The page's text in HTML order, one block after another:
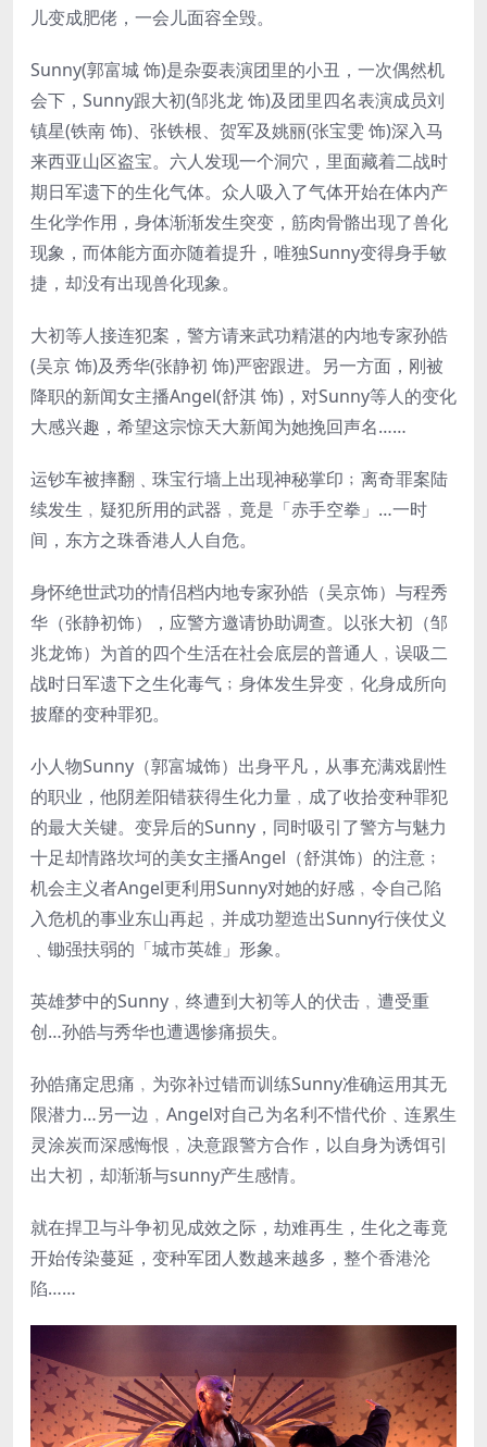
儿变成肥佬，一会儿面容全毁。
Sunny(郭富城 饰)是杂耍表演团里的小丑，一次偶然机
会下，Sunny跟大初(邹兆龙 饰)及团里四名表演成员刘
镇星(铁南 饰)、张铁根、贺军及姚丽(张宝雯 饰)深入马
来西亚山区盗宝。六人发现一个洞穴，里面藏着二战时
期日军遗下的生化气体。众人吸入了气体开始在体内产
生化学作用，身体渐渐发生突变，筋肉骨骼出现了兽化
现象，而体能方面亦随着提升，唯独Sunny变得身手敏
捷，却没有出现兽化现象。
大初等人接连犯案，警方请来武功精湛的内地专家孙皓
(吴京 饰)及秀华(张静初 饰)严密跟进。另一方面，刚被
降职的新闻女主播Angel(舒淇 饰)，对Sunny等人的变化
大感兴趣，希望这宗惊天大新闻为她挽回声名……
运钞车被摔翻﹑珠宝行墙上出现神秘掌印﹔离奇罪案陆
续发生﹐疑犯所用的武器﹐竟是「赤手空拳」…一时
间，东方之珠香港人人自危。
身怀绝世武功的情侣档内地专家孙皓（吴京饰）与程秀
华（张静初饰），应警方邀请协助调查。以张大初（邹
兆龙饰）为首的四个生活在社会底层的普通人﹐误吸二
战时日军遗下之生化毒气﹔身体发生异变﹐化身成所向
披靡的变种罪犯。
小人物Sunny（郭富城饰）出身平凡，从事充满戏剧性
的职业，他阴差阳错获得生化力量﹐成了收拾变种罪犯
的最大关键。变异后的Sunny，同时吸引了警方与魅力
十足却情路坎坷的美女主播Angel（舒淇饰）的注意﹔
机会主义者Angel更利用Sunny对她的好感﹐令自己陷
入危机的事业东山再起﹐并成功塑造出Sunny行侠仗义
﹑锄强扶弱的「城市英雄」形象。
英雄梦中的Sunny﹐终遭到大初等人的伏击﹐遭受重
创…孙皓与秀华也遭遇惨痛损失。
孙皓痛定思痛﹐为弥补过错而训练Sunny准确运用其无
限潜力…另一边﹐Angel对自己为名利不惜代价﹑连累生
灵涂炭而深感悔恨﹐决意跟警方合作，以自身为诱饵引
出大初，却渐渐与sunny产生感情。
就在捍卫与斗争初见成效之际，劫难再生，生化之毒竟
开始传染蔓延，变种军团人数越来越多，整个香港沦
陷……